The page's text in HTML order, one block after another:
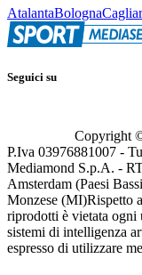
AtalantaBologna
Seguici su
Copyright
P.Iva 03976881007 -
Mediamond S.p.A. -
Amsterdam (Paesi
Monzese (MI)Rispetto
riprodotti è vietata ogni
sistemi di intelligenza
espresso di utilizzare